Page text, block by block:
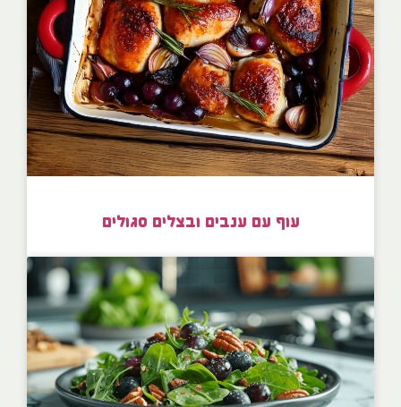
עוף עם ענבים ובצלים סגולים